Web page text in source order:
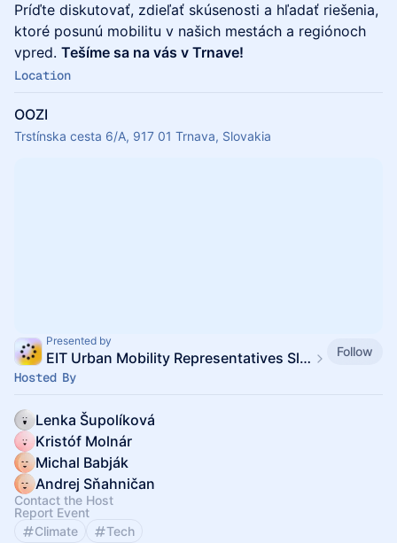
Príďte diskutovať, zdieľať skúsenosti a hľadať riešenia,
ktoré posunú mobilitu v našich mestách a regiónoch
vpred. Tešíme sa na vás v Trnave!
Location
OOZI
Trstínska cesta 6/A, 917 01 Trnava, Slovakia
Presented by
EIT Urban Mobility Representatives Slovakia Follow
Hosted By
Lenka Šupolíková
Kristóf Molnár
Michal Babják
Andrej Sňahničan
Contact the Host
Report Event
Climate
Tech